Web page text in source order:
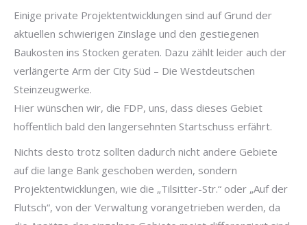
Einige private Projektentwicklungen sind auf Grund der
aktuellen schwierigen Zinslage und den gestiegenen
Baukosten ins Stocken geraten. Dazu zählt leider auch der
verlängerte Arm der City Süd – Die Westdeutschen
Steinzeugwerke.
Hier wünschen wir, die FDP, uns, dass dieses Gebiet
hoffentlich bald den langersehnten Startschuss erfährt.
Nichts desto trotz sollten dadurch nicht andere Gebiete
auf die lange Bank geschoben werden, sondern
Projektentwicklungen, wie die „Tilsitter-Str.“ oder „Auf der
Flutsch“, von der Verwaltung vorangetrieben werden, da